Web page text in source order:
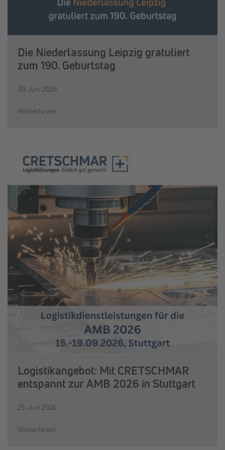
Die Niederlassung Leipzig gratuliert
zum 190. Geburtstag
30. Juni 2026
Weiterlesen …
Logistikangebot: Mit CRETSCHMAR
entspannt zur AMB 2026 in Stuttgart
25. Juni 2026
Weiterlesen …